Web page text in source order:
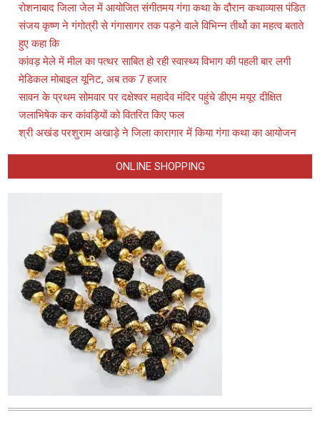
रोशनाबाद जिला जेल में आयोजित संगीतमय गंगा कथा के दौरान कथाव्यास पंडित
संजय कृष्ण ने गंगोत्री से गंगासागर तक पड़ने वाले विभिन्न तीर्थो का महत्व बताते
हुए कहा कि
कांवड़ मेले में मील का पत्थर साबित हो रही स्वास्थ्य विभाग की पहली बार लगी
मेडिकल मोबाइल यूनिट, अब तक 7 हजार
सावन के प्रथम सोमवार पर दक्षेश्वर महादेव मंदिर पहुंचे डीएम मयूर दीक्षित
जलाभिषेक कर कांवड़ियों को वितरित किए फल
श्री अखंड परशुराम अखाड़े ने जिला कारागार में किया गंगा कथा का आयोजन
ONLINE SHOPPING